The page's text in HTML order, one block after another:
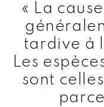
« La
tardive à
Les
sont